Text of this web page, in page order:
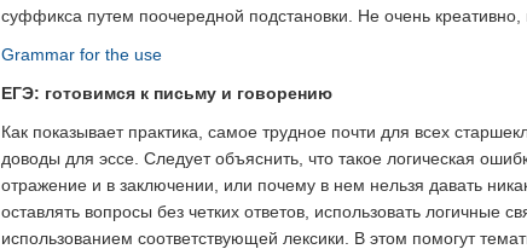
суффикса путем поочередной подстановки. Не очень креативно,
Grammar for the use
ЕГЭ: готовимся к письму и говорению
Как показывает практика, самое трудное почти для всех
доводы для эссе. Следует объяснить, что такое логическая
отражение и в заключении, или почему в нем нельзя давать
оставлять вопросы без четких ответов, использовать логичные
использованием соответствующей лексики. В этом помогут